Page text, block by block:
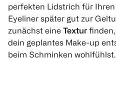
perfekten Lidstrich für
Eyeliner später gut zur
zunächst eine Textur
dein geplantes Make-up
beim Schminken wohlfühlst.